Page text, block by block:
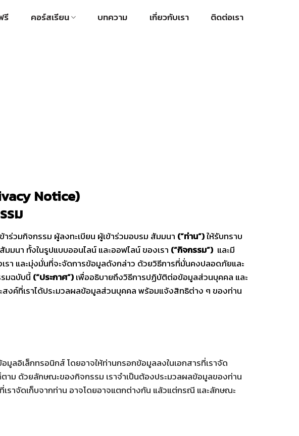
รี คอร์สเรียน บทความ เกี่ยวกับเรา ติดต่อเรา
Notice)
รม
ร่วมกิจกรรม ผู้ลงทะเบียน ผู้เข้าร่วมอบรม สัมมนา (“ท่าน”)ให้รับทราบ
มมนา ทั้งในรูปแบบออนไลน์ และออฟไลน์ ของเรา (“กิจกรรม”) และมี
า และมุ่งมั่นที่จะจัดการข้อมูลดังกล่าว ด้วยวิธีการที่มั่นคงปลอดภัยและ
มฉบับนี้(“ประกาศ”)เพื่ออธิบายถึงวิธีการปฏิบัติต่อข้อมูลส่วนบุคคล และ
สงค์ที่เราได้ประมวลผลข้อมูลส่วนบุคคล พร้อมแจ้งสิทธิต่าง ๆ ของท่าน
ลอิเล็กทรอนิกส์ โดยอาจให้ท่านกรอกข้อมูลลงในเอกสารที่เราจัด
าม ด้วยลักษณะของกิจกรรม เราจำเป็นต้องประมวลผลข้อมูลของท่าน
ราจัดเก็บจากท่าน อาจโดยอาจแตกต่างกัน แล้วแต่กรณี และลักษณะ